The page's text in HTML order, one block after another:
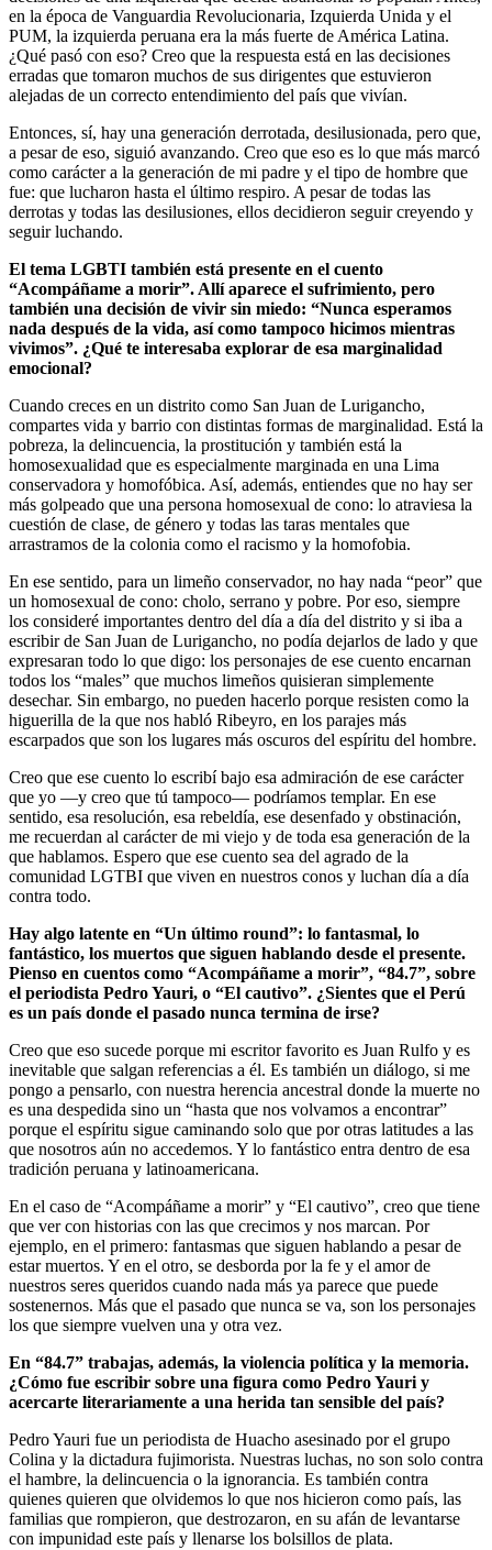
en la época de Vanguardia Revolucionaria, Izquierda Unida y el
PUM, la izquierda peruana era la más fuerte de América Latina.
¿Qué pasó con eso? Creo que la respuesta está en las decisiones
erradas que tomaron muchos de sus dirigentes que estuvieron
alejadas de un correcto entendimiento del país que vivían.
Entonces, sí, hay una generación derrotada, desilusionada, pero que,
a pesar de eso, siguió avanzando. Creo que eso es lo que más marcó
como carácter a la generación de mi padre y el tipo de hombre que
fue: que lucharon hasta el último respiro. A pesar de todas las
derrotas y todas las desilusiones, ellos decidieron seguir creyendo y
seguir luchando.
El tema LGBTI también está presente en el cuento
“Acompáñame a morir”. Allí aparece el sufrimiento, pero
también una decisión de vivir sin miedo: “Nunca esperamos
nada después de la vida, así como tampoco hicimos mientras
vivimos”. ¿Qué te interesaba explorar de esa marginalidad
emocional?
Cuando creces en un distrito como San Juan de Lurigancho,
compartes vida y barrio con distintas formas de marginalidad. Está la
pobreza, la delincuencia, la prostitución y también está la
homosexualidad que es especialmente marginada en una Lima
conservadora y homofóbica. Así, además, entiendes que no hay ser
más golpeado que una persona homosexual de cono: lo atraviesa la
cuestión de clase, de género y todas las taras mentales que
arrastramos de la colonia como el racismo y la homofobia.
En ese sentido, para un limeño conservador, no hay nada “peor” que
un homosexual de cono: cholo, serrano y pobre. Por eso, siempre
los consideré importantes dentro del día a día del distrito y si iba a
escribir de San Juan de Lurigancho, no podía dejarlos de lado y que
expresaran todo lo que digo: los personajes de ese cuento encarnan
todos los “males” que muchos limeños quisieran simplemente
desechar. Sin embargo, no pueden hacerlo porque resisten como la
higuerilla de la que nos habló Ribeyro, en los parajes más
escarpados que son los lugares más oscuros del espíritu del hombre.
Creo que ese cuento lo escribí bajo esa admiración de ese carácter
que yo —y creo que tú tampoco— podríamos templar. En ese
sentido, esa resolución, esa rebeldía, ese desenfado y obstinación,
me recuerdan al carácter de mi viejo y de toda esa generación de la
que hablamos. Espero que ese cuento sea del agrado de la
comunidad LGTBI que viven en nuestros conos y luchan día a día
contra todo.
Hay algo latente en “Un último round”: lo fantasmal, lo
fantástico, los muertos que siguen hablando desde el presente.
Pienso en cuentos como “Acompáñame a morir”, “84.7”, sobre
el periodista Pedro Yauri, o “El cautivo”. ¿Sientes que el Perú
es un país donde el pasado nunca termina de irse?
Creo que eso sucede porque mi escritor favorito es Juan Rulfo y es
inevitable que salgan referencias a él. Es también un diálogo, si me
pongo a pensarlo, con nuestra herencia ancestral donde la muerte no
es una despedida sino un “hasta que nos volvamos a encontrar”
porque el espíritu sigue caminando solo que por otras latitudes a las
que nosotros aún no accedemos. Y lo fantástico entra dentro de esa
tradición peruana y latinoamericana.
En el caso de “Acompáñame a morir” y “El cautivo”, creo que tiene
que ver con historias con las que crecimos y nos marcan. Por
ejemplo, en el primero: fantasmas que siguen hablando a pesar de
estar muertos. Y en el otro, se desborda por la fe y el amor de
nuestros seres queridos cuando nada más ya parece que puede
sostenernos. Más que el pasado que nunca se va, son los personajes
los que siempre vuelven una y otra vez.
En “84.7” trabajas, además, la violencia política y la memoria.
¿Cómo fue escribir sobre una figura como Pedro Yauri y
acercarte literariamente a una herida tan sensible del país?
Pedro Yauri fue un periodista de Huacho asesinado por el grupo
Colina y la dictadura fujimorista. Nuestras luchas, no son solo contra
el hambre, la delincuencia o la ignorancia. Es también contra
quienes quieren que olvidemos lo que nos hicieron como país, las
familias que rompieron, que destrozaron, en su afán de levantarse
con impunidad este país y llenarse los bolsillos de plata.